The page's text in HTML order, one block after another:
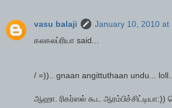
vasu balaji
January 10, 2010 at
கலகலப்ரியா said...
/ =)).. gnaan angittuthaan undu...
ஆஹா. ரிகர்ஸல் கூட